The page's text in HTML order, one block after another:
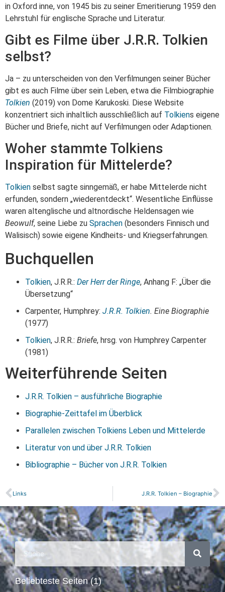
in Oxford inne, von 1945 bis zu seiner Emeritierung 1959 den
Lehrstuhl für englische Sprache und Literatur.
Gibt es Filme über J.R.R. Tolkien
selbst?
Ja – zu unterscheiden von den Verfilmungen seiner Bücher
gibt es auch Filme über sein Leben, etwa die Filmbiographie
Tolkien (2019) von Dome Karukoski. Diese Website
konzentriert sich inhaltlich ausschließlich auf Tolkiens eigene
Bücher und Briefe, nicht auf Verfilmungen oder Adaptionen.
Woher stammte Tolkiens
Inspiration für Mittelerde?
Tolkien selbst sagte sinngemäß, er habe Mittelerde nicht
erfunden, sondern „wiederentdeckt“. Wesentliche Einflüsse
waren altenglische und altnordische Heldensagen wie
Beowulf, seine Liebe zu Sprachen (besonders Finnisch und
Walisisch) sowie eigene Kindheits- und Kriegserfahrungen.
Buchquellen
Tolkien, J.R.R.: Der Herr der Ringe, Anhang F: „Über die
Übersetzung“
Carpenter, Humphrey: J.R.R. Tolkien. Eine Biographie
(1977)
Tolkien, J.R.R.: Briefe, hrsg. von Humphrey Carpenter
(1981)
Weiterführende Seiten
J.R.R. Tolkien – ausführliche Biographie
Biographie-Zeittafel im Überblick
Parallelen zwischen Tolkiens Leben und Mittelerde
Literatur von und über J.R.R. Tolkien
Bibliographie – Bücher von J.R.R. Tolkien
Links J.R.R. Tolkien – Biographie
Beliebteste Seiten (1)